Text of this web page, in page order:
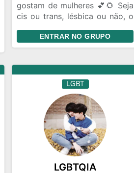
gostam de mulheres 💕🌻 Seja
cis ou trans, lésbica ou não, o
todas bem vindas 🧡
ENTRAR NO GRUPO
LGBT
LGBTQIA